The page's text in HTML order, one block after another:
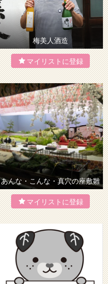
梅美人酒造
あんな・こんな・真穴の座敷雛